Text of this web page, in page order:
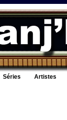
Séries Artistes